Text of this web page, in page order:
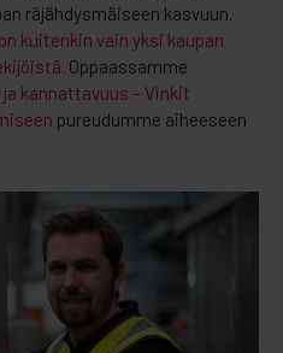
räjähdysmäiseen kasvuun.
kuitenkin vain yksi kaupan
Oppaassamme
kannattavuus – Vinkit
pureudumme aiheeseen